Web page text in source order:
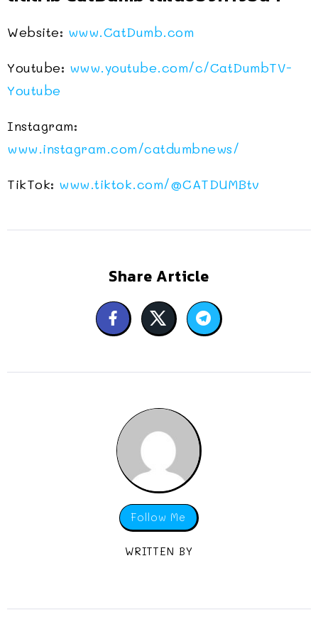
Website: www.CatDumb.com
Youtube: www.youtube.com/c/CatDumbTV-
Youtube
Instagram:
www.instagram.com/catdumbnews/
TikTok: www.tiktok.com/@CATDUMBtv
Share Article
Follow Me
WRITTEN BY